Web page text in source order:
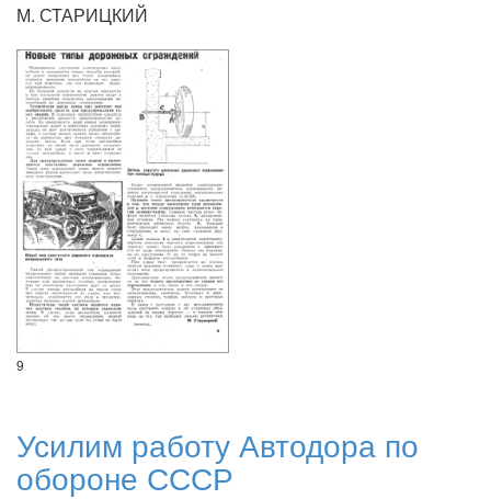
М. СТАРИЦКИЙ
9
Усилим работу Автодора по
обороне СССР